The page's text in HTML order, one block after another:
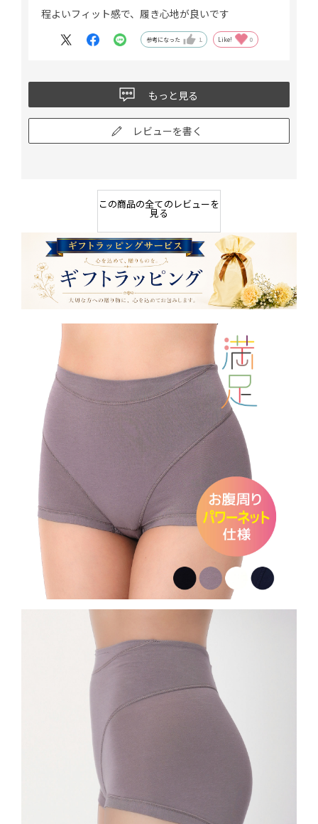
程よいフィット感で、履き心地が良いです
参考になった 1 Like! 0
もっと見る
レビューを書く
この商品の全てのレビューを
見る